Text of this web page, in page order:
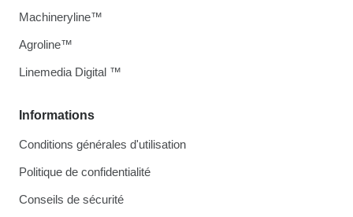
Informations
Conditions générales d'utilisation
Politique de confidentialité
Conseils de sécurité
Machineryline™
Agroline™
Linemedia Digital ™